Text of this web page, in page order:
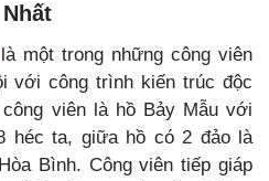
là một trong những công viên
với công trình kiến trúc độc
viên là hồ Bảy Mẫu với
héc ta, giữa hồ có 2 đảo là
Bình. Công viên tiếp giáp